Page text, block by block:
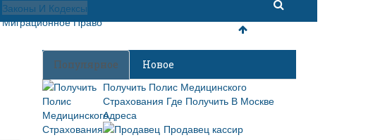
Законы И Кодексы
Миграционное Право
Популярное Новое
Получить Полис Медицинского
Страхования Где Получить В Москве
Адреса
Продавец кассир